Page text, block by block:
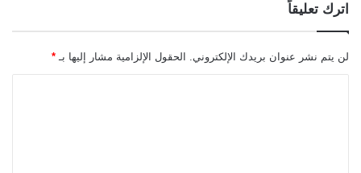
اترك تعليقاً
لن يتم نشر عنوان بريدك الإلكتروني. الحقول الإلزامية مشار إليها بـ *